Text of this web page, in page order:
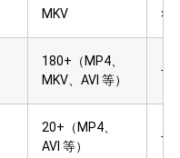
MKV ×
180+（MP4、
MKV、AVI 等）
√
20+（MP4、
AVI 等）
√